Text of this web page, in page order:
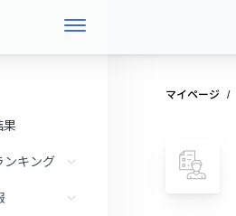
果
ンキング
マイページ